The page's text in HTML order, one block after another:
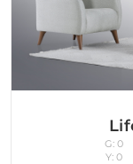
G: 0
Y: 0